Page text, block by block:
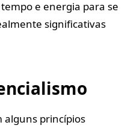
e energia para se
significativas
alguns princípios